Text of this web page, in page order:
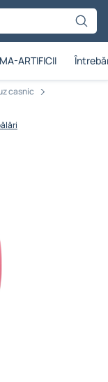
ARTIFICII
casnic